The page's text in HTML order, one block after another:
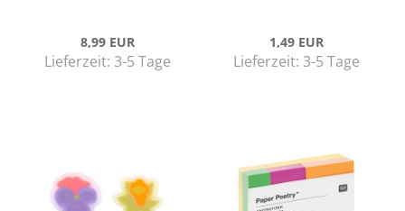
8,99 EUR
Lieferzeit: 3-5 Tage
1,49 EUR
Lieferzeit: 3-5 Tage